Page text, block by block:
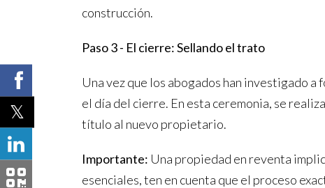
construcción.
Paso 3 - El cierre: Sellando el trato
Una vez que los abogados han investigado
el día del cierre. En esta ceremonia, se
título al nuevo propietario.
Importante: Una propiedad en reventa
esenciales, ten en cuenta que el proceso